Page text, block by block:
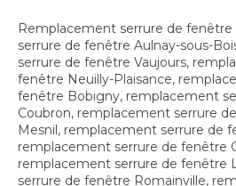
Remplacement serrure de fenêtre
serrure de fenêtre Aulnay-sous-
serrure de fenêtre Vaujours,
fenêtre Neuilly-Plaisance,
fenêtre Bobigny, remplacement
Coubron, remplacement serrure
Mesnil, remplacement serrure de
remplacement serrure de fenêtre
remplacement serrure de fenêtre
serrure de fenêtre Romainville,